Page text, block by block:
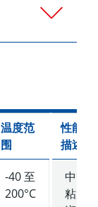
温度范
围
性能
描述
-40 至
200°C
中等
粘度